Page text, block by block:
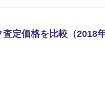
定価格を比較（2018年